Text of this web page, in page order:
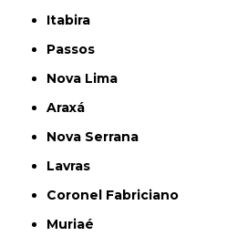
Itabira
Passos
Nova Lima
Araxá
Nova Serrana
Lavras
Coronel Fabriciano
Muriaé